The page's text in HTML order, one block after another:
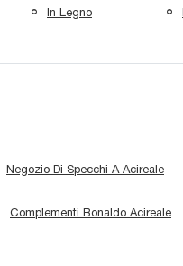
In Legno
Negozio Di Specchi A Acireale
Complementi Bonaldo Acireale